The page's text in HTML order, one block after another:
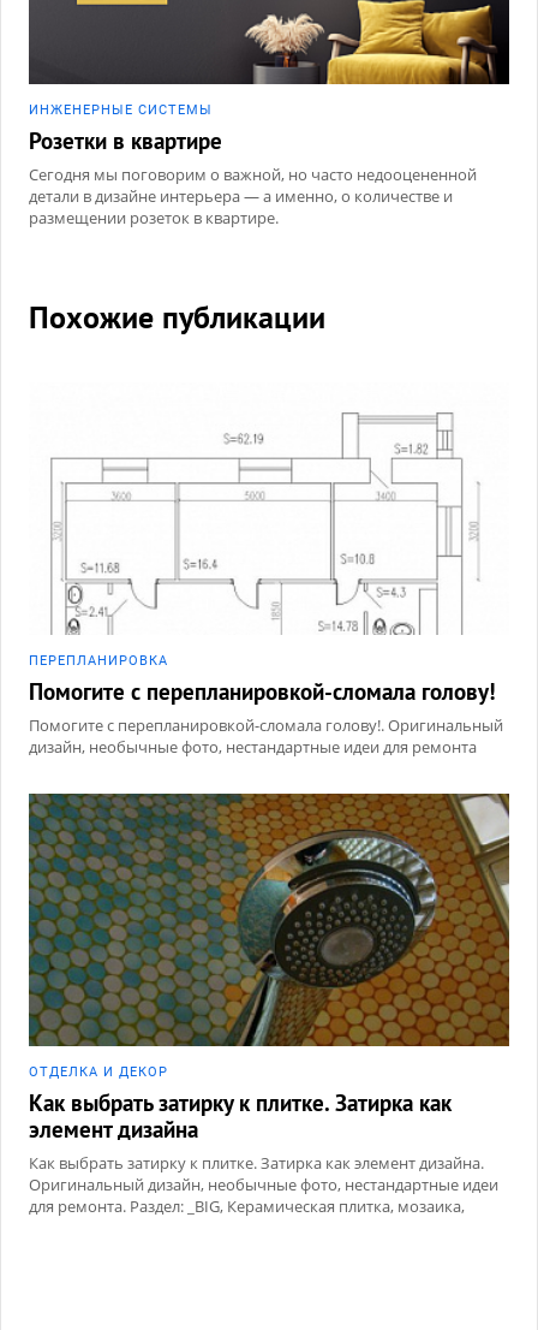
ИНЖЕНЕРНЫЕ СИСТЕМЫ
Розетки в квартире
Сегодня мы поговорим о важной, но часто недооцененной
детали в дизайне интерьера — а именно, о количестве и
размещении розеток в квартире.
Похожие публикации
ПЕРЕПЛАНИРОВКА
Помогите с перепланировкой-сломала голову!
Помогите с перепланировкой-сломала голову!. Оригинальный
дизайн, необычные фото, нестандартные идеи для ремонта
ОТДЕЛКА И ДЕКОР
Как выбрать затирку к плитке. Затирка как
элемент дизайна
Как выбрать затирку к плитке. Затирка как элемент дизайна.
Оригинальный дизайн, необычные фото, нестандартные идеи
для ремонта. Раздел: _BIG, Керамическая плитка, мозаика,